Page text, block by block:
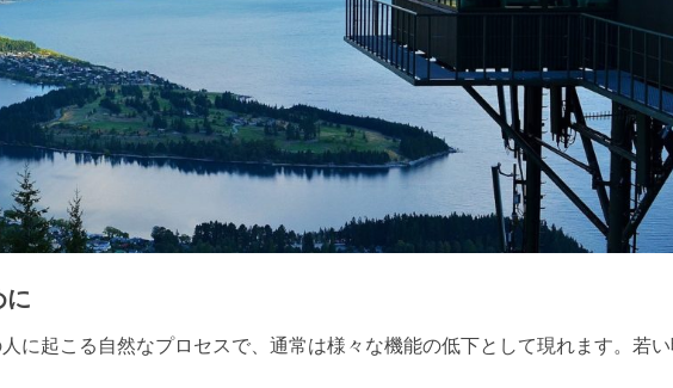
に
に起こる自然なプロセスで、通常は様々な機能の低下として現れます。若